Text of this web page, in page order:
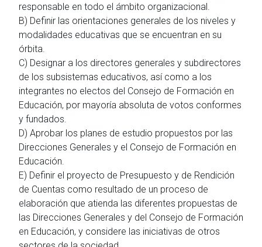
responsable en todo el ámbito organizacional.
B) Definir las orientaciones generales de los niveles y
modalidades educativas que se encuentran en su
órbita.
C) Designar a los directores generales y subdirectores
de los subsistemas educativos, así como a los
integrantes no electos del Consejo de Formación en
Educación, por mayoría absoluta de votos conformes
y fundados.
D) Aprobar los planes de estudio propuestos por las
Direcciones Generales y el Consejo de Formación en
Educación.
E) Definir el proyecto de Presupuesto y de Rendición
de Cuentas como resultado de un proceso de
elaboración que atienda las diferentes propuestas de
las Direcciones Generales y del Consejo de Formación
en Educación, y considere las iniciativas de otros